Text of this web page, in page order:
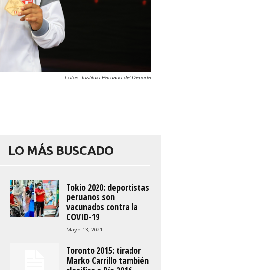
Fotos: Instituto Peruano del Deporte
LO MÁS BUSCADO
Tokio 2020: deportistas
peruanos son
vacunados contra la
COVID-19
Mayo 13, 2021
Toronto 2015: tirador
Marko Carrillo también